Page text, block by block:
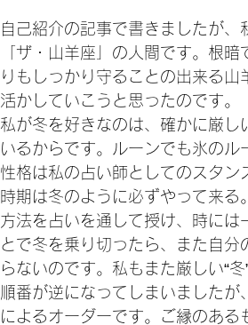
自己紹介の記事で書きましたが
「ザ・山羊座」の人間です。根
りもしっかり守ることの出来る
活かしていこうと思ったのです。
私が冬を好きなのは、確かに厳
いるからです。ルーンでも氷の
性格は私の占い師としてのスタ
時期は冬のように必ずやって来
方法を占いを通して授け、時には
とで冬を乗り切ったら、また自
らないのです。私もまた厳しい“
順番が逆になってしまいました
によるオーダーです。ご縁のあ